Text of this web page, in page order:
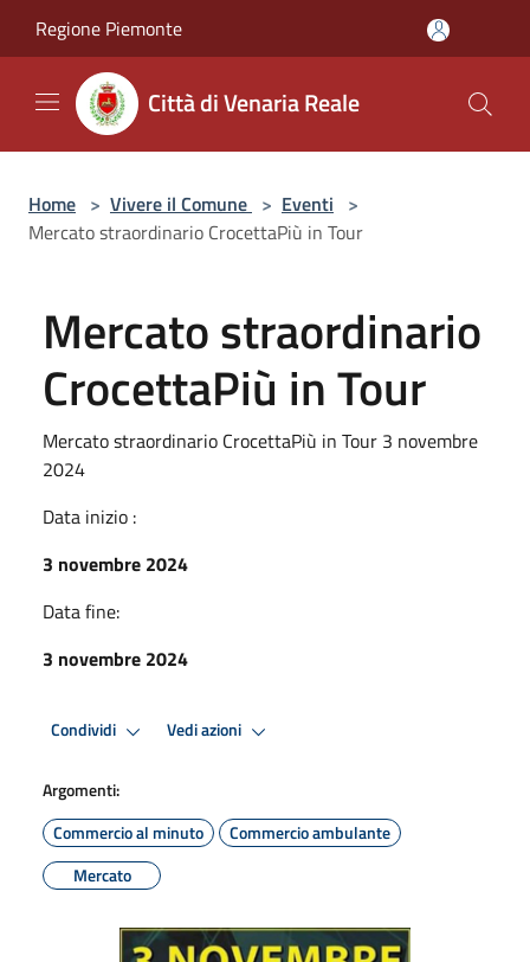
Regione Piemonte
Città di Venaria Reale
Home > Vivere il Comune > Eventi >
Mercato straordinario CrocettaPiù in Tour
Mercato straordinario
CrocettaPiù in Tour
Mercato straordinario CrocettaPiù in Tour 3 novembre
2024
Data inizio :
3 novembre 2024
Data fine:
3 novembre 2024
Condividi Vedi azioni
Argomenti:
Commercio al minuto
Commercio ambulante
Mercato